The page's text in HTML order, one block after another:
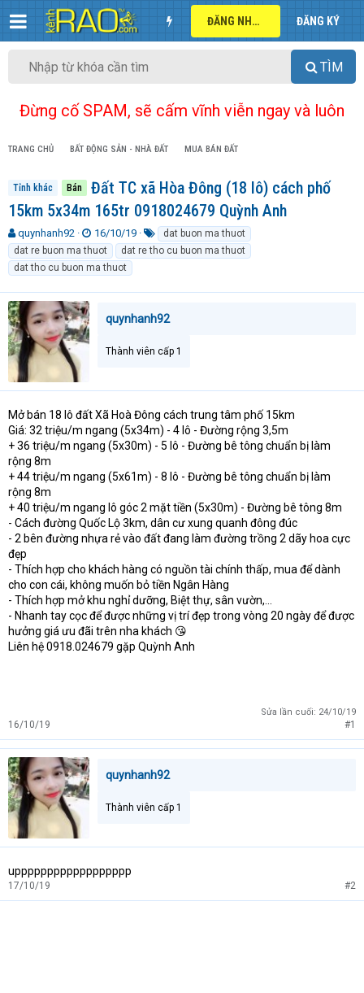
ĐĂNG NHẬP ĐĂNG KÝ
TÌM
Đừng cố SPAM, sẽ cấm vĩnh viễn ngay và luôn
TRANG CHỦ BẤT ĐỘNG SẢN - NHÀ ĐẤT MUA BÁN ĐẤT
Tỉnh khác Bán
Đất TC xã Hòa Đông (18 lô) cách phố
15km 5x34m 165tr 0918024679 Quỳnh Anh
T
h
r
e
a
d
s
t
a
r
t
e
r
quynhanh92
N
g
à
y
g
16/10/19
ừ
k
ó
dat buon ma thuot
dat re buon ma thuot
dat re tho cu buon ma thuot
dat tho cu buon ma thuot
quynhanh92
Thành viên cấp 1
Mở bán 18 lô đất Xã Hoà Đông cách trung tâm phố 15km
Giá: 32 triệu/m ngang (5x34m) - 4 lô - Đường rộng 3,5m
+ 36 triệu/m ngang (5x30m) - 5 lô - Đường bê tông chuẩn bị làm
rộng 8m
+ 44 triệu/m ngang (5x61m) - 8 lô - Đường bê tông chuẩn bị làm
rộng 8m
+ 40 triệu/m ngang lô góc 2 mặt tiền (5x30m) - Đường bê tông 8m
- Cách đường Quốc Lộ 3km, dân cư xung quanh đông đúc
- 2 bên đường nhựa rẻ vào đất đang làm đường trồng 2 dãy hoa cực
đẹp
- Thích hợp cho khách hàng có nguồn tài chính thấp, mua để dành
cho con cái, không muốn bỏ tiền Ngân Hàng
- Thích hợp mở khu nghỉ dưỡng, Biệt thự, sân vườn,...
- Nhanh tay cọc để được những vị trí đẹp trong vòng 20 ngày để được
hưởng giá ưu đãi trên nha khách 😘
Liên hệ 0918.024679 gặp Quỳnh Anh
Sửa lần cuối: 24/10/19
16/10/19 #1
quynhanh92
Thành viên cấp 1
upppppppppppppppppp
17/10/19 #2